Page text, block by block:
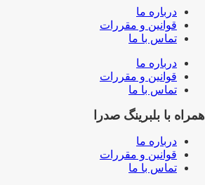
درباره ما
قوانین و مقررات
تماس با ما
درباره ما
قوانین و مقررات
تماس با ما
همراه با بلبرینگ صدرا
درباره ما
قوانین و مقررات
تماس با ما